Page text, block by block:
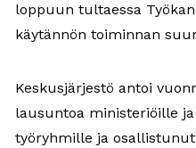
loppuun tultaessa
käytännön toiminnan
Keskusjärjestö antoi
lausuntoa ministeriöille
työryhmille ja